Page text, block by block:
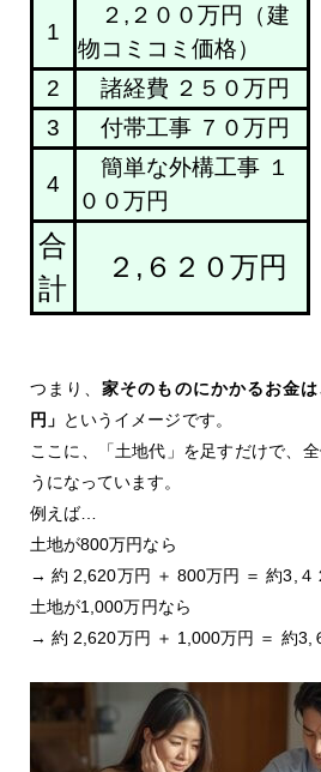
1
２,２００万円（建
物コミコミ価格）
2
諸経費 ２５０万円
3
付帯工事 ７０万円
4
簡単な外構工事 １
００万円
合
計
２,６２０万円
つまり、家そのものにかかるお金
円」 というイメージです。
ここに、「土地代」を足すだけで、
うになっています。
例えば…
土地が800万円なら
→ 約 2,620万円 ＋ 800万円 ＝ 約3,４
土地が1,000万円なら
→ 約 2,620万円 ＋ 1,000万円 ＝ 約3,